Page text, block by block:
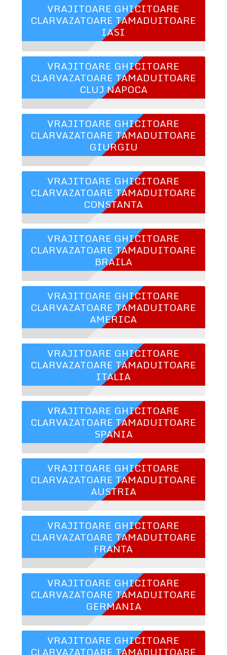
VRAJITOARE GHICITOARE
CLARVAZATOARE TAMADUITOARE
IASI
VRAJITOARE GHICITOARE
CLARVAZATOARE TAMADUITOARE
CLUJ NAPOCA
VRAJITOARE GHICITOARE
CLARVAZATOARE TAMADUITOARE
GIURGIU
VRAJITOARE GHICITOARE
CLARVAZATOARE TAMADUITOARE
CONSTANTA
VRAJITOARE GHICITOARE
CLARVAZATOARE TAMADUITOARE
BRAILA
VRAJITOARE GHICITOARE
CLARVAZATOARE TAMADUITOARE
AMERICA
VRAJITOARE GHICITOARE
CLARVAZATOARE TAMADUITOARE
ITALIA
VRAJITOARE GHICITOARE
CLARVAZATOARE TAMADUITOARE
SPANIA
VRAJITOARE GHICITOARE
CLARVAZATOARE TAMADUITOARE
AUSTRIA
VRAJITOARE GHICITOARE
CLARVAZATOARE TAMADUITOARE
FRANTA
VRAJITOARE GHICITOARE
CLARVAZATOARE TAMADUITOARE
GERMANIA
VRAJITOARE GHICITOARE
CLARVAZATOARE TAMADUITOARE